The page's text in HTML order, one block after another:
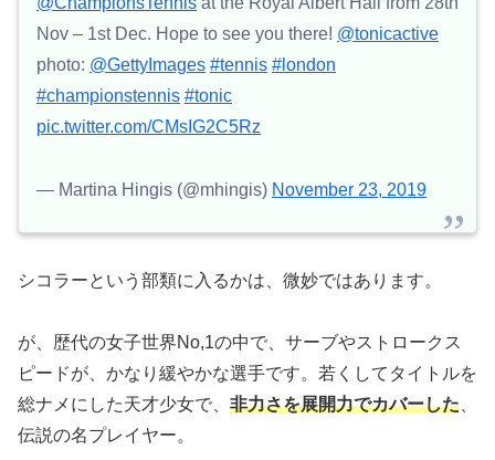
Nov – 1st Dec. Hope to see you there! @tonicactive
photo: @GettyImages #tennis #london
#championstennis #tonic
pic.twitter.com/CMsIG2C5Rz
— Martina Hingis (@mhingis) November 23, 2019
シコラーという部類に入るかは、微妙ではあります。
が、歴代の女子世界No,1の中で、サーブやストロークス
ピードが、かなり緩やかな選手です。若くしてタイトルを
総ナメにした天才少女で、 非力さを展開力でカバーした
伝説の名プレイヤー。